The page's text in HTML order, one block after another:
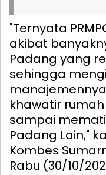
"Ternyata
akibat
Padang yang
sehingga
khawatir
sampai
Padang Lain,"
Kombes
Rabu (30/10/